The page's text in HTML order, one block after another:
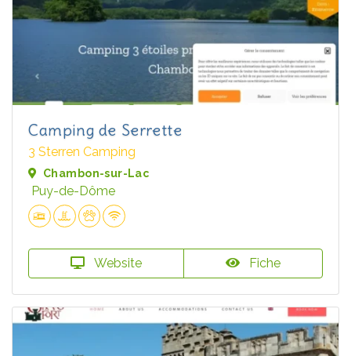
Camping de Serrette
3 Sterren Camping
Chambon-sur-Lac
Puy-de-Dôme
Website Fiche